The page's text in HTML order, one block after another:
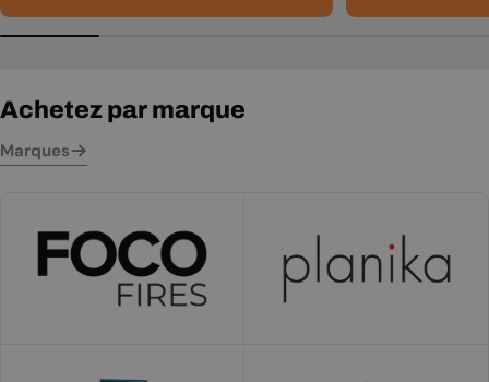
Achetez par marque
Marques